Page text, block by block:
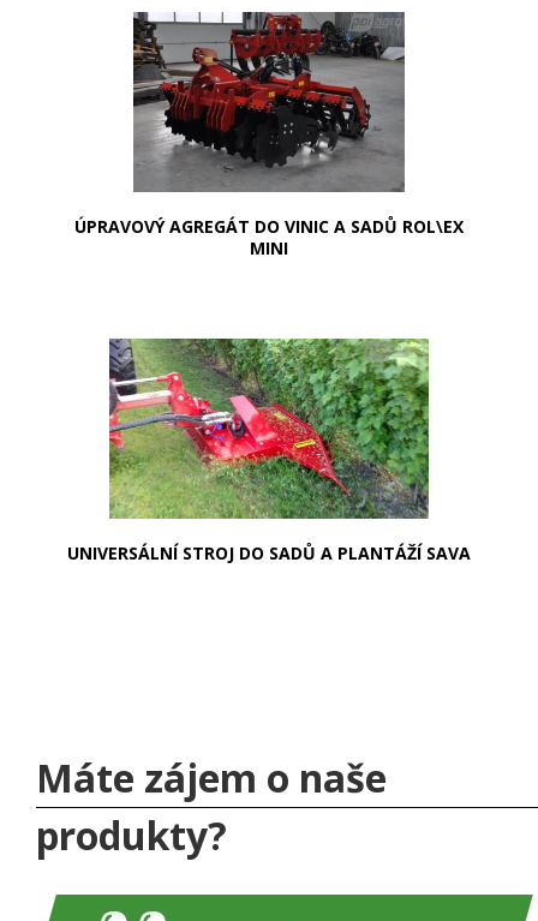
ÚPRAVOVÝ AGREGÁT DO VINIC A SADŮ ROL\EX
MINI
UNIVERSÁLNÍ STROJ DO SADŮ A PLANTÁŽÍ SAVA
Máte zájem o naše
produkty?